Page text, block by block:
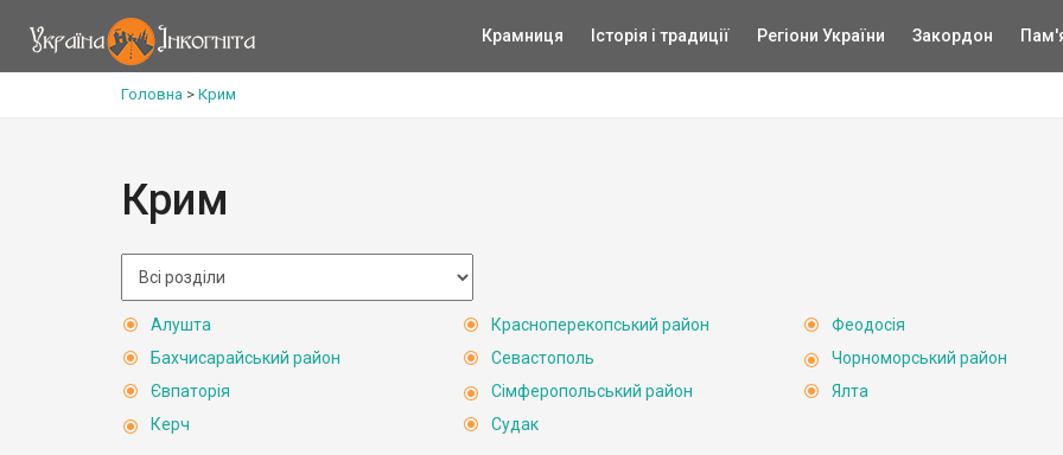
Крамниця Історія і традиції Регіони України Закордон
Головна > Крим
Крим
Алушта
Бахчисарайський район
Євпаторія
Керч
Красноперекопський район
Севастополь
Сімферопольський район
Судак
Феодосія
Чорноморський район
Ялта